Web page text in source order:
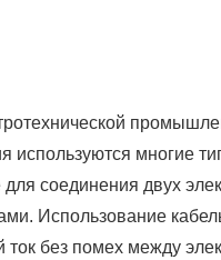
используются многие
соединения двух
Использование
ток без помех между